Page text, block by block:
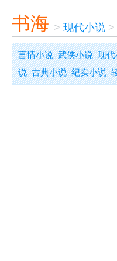
书海 > 现代小说 >
言情小说 武侠小说 现
说 古典小说 纪实小说